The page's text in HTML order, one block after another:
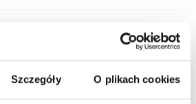
Szczegóły O plikach cookies